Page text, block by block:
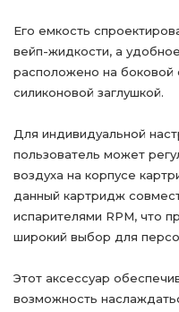
Его емкость
вейп-жидкости, а
расположено на боковой
силиконовой заглушкой.
Для индивидуальной
пользователь может
воздуха на корпусе
данный картридж
испарителями RPM, что
широкий выбор для
Этот аксессуар
возможность